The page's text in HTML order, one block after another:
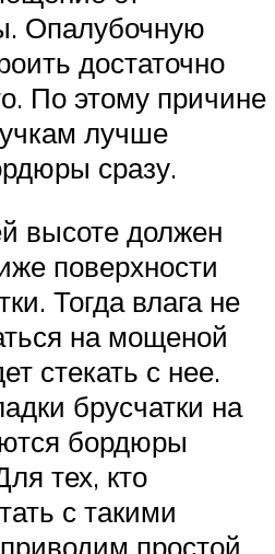
Опалубочную
достаточно
По этому причине
лучше
сразу.
высоте должен
поверхности
Тогда влага не
на мощеной
стекать с нее.
брусчатки на
бордюры
тех, кто
с такими
простой